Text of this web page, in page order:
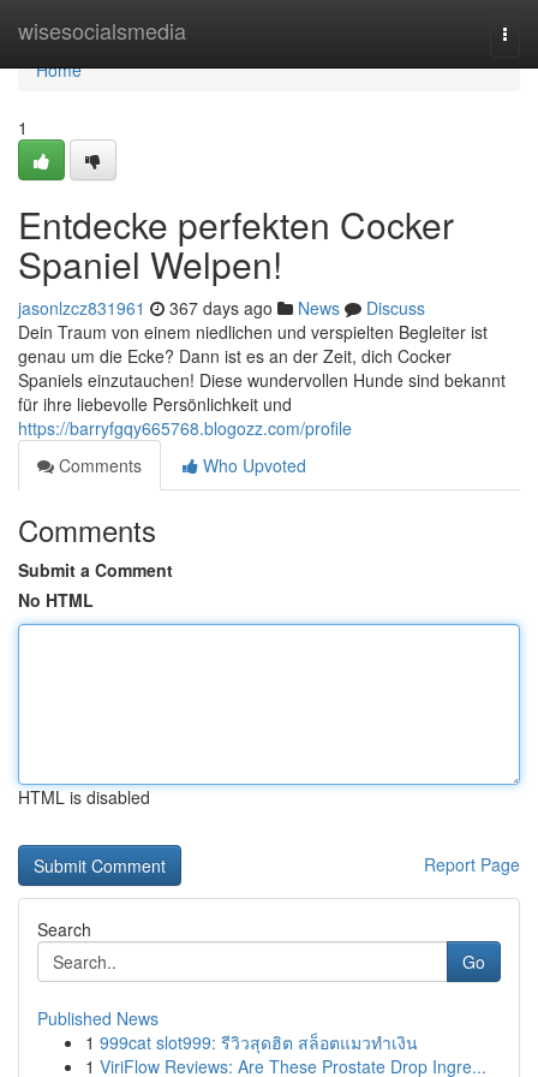
wisesocialsmedia
Home
Home
1
Entdecke perfekten Cocker
Spaniel Welpen!
jasonlzcz831961 367 days ago News
Discuss
Dein Traum von einem niedlichen und verspielten Begleiter ist
genau um die Ecke? Dann ist es an der Zeit, dich Cocker
Spaniels einzutauchen! Diese wundervollen Hunde sind bekannt
für ihre liebevolle Persönlichkeit und
https://barryfgqy665768.blogozz.com/profile
Comments
Who Upvoted
Comments
Submit a Comment
No HTML
HTML is disabled
Report Page
Search
Go
Published News
1 999cat slot999: รีวิวสุดฮิต สล็อตแมวทำเงิน
1 ViriFlow Reviews: Are These Prostate Drop Ingre...